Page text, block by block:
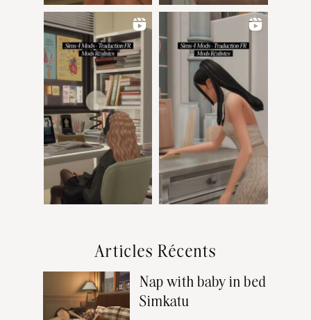
Articles Récents
Nap with baby in bed
Simkatu